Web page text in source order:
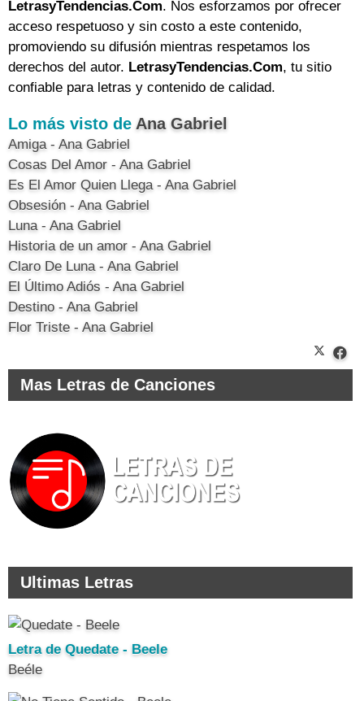
LetrasyTendencias.Com. Nos esforzamos por ofrecer
acceso respetuoso y sin costo a este contenido,
promoviendo su difusión mientras respetamos los
derechos del autor. LetrasyTendencias.Com, tu sitio
confiable para letras y contenido de calidad.
Lo más visto de Ana Gabriel
Amiga - Ana Gabriel
Cosas Del Amor - Ana Gabriel
Es El Amor Quien Llega - Ana Gabriel
Obsesión - Ana Gabriel
Luna - Ana Gabriel
Historia de un amor - Ana Gabriel
Claro De Luna - Ana Gabriel
El Último Adiós - Ana Gabriel
Destino - Ana Gabriel
Flor Triste - Ana Gabriel
Mas Letras de Canciones
Ultimas Letras
Letra de Quedate - Beele
Beéle